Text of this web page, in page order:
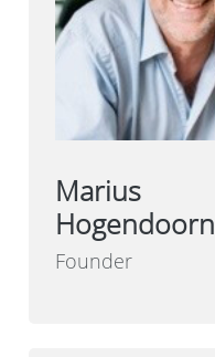
Marius
Hogendoorn
Founder